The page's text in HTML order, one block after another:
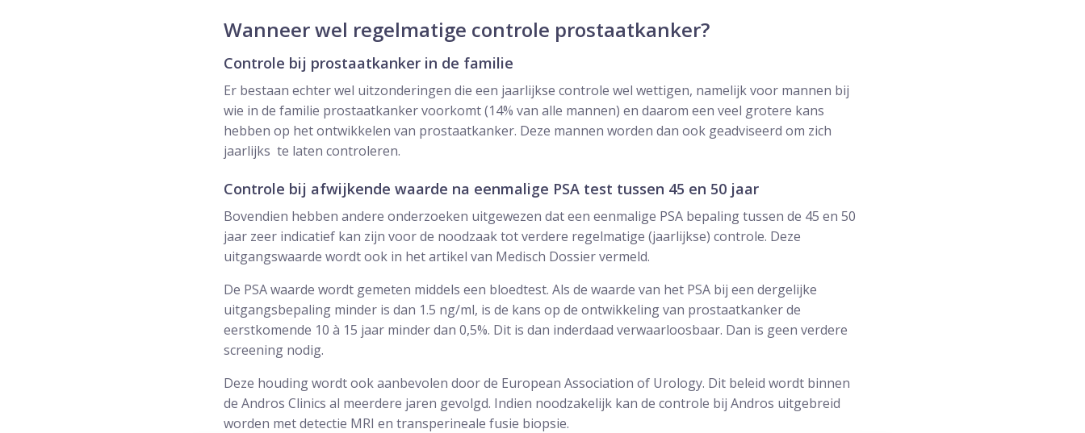
Wanneer wel regelmatige controle prostaatkanker?
Controle bij prostaatkanker in de familie
Er bestaan echter wel uitzonderingen die een jaarlijkse controle wel wettigen, namelijk voor mannen bij
wie in de familie prostaatkanker voorkomt (14% van alle mannen) en daarom een veel grotere kans
hebben op het ontwikkelen van prostaatkanker. Deze mannen worden dan ook geadviseerd om zich
jaarlijks te laten controleren.
Controle bij afwijkende waarde na eenmalige PSA test tussen 45 en 50 jaar
Bovendien hebben andere onderzoeken uitgewezen dat een eenmalige PSA bepaling tussen de 45 en 50
jaar zeer indicatief kan zijn voor de noodzaak tot verdere regelmatige (jaarlijkse) controle. Deze
uitgangswaarde wordt ook in het artikel van Medisch Dossier vermeld.
De PSA waarde wordt gemeten middels een bloedtest. Als de waarde van het PSA bij een dergelijke
uitgangsbepaling minder is dan 1.5 ng/ml, is de kans op de ontwikkeling van prostaatkanker de
eerstkomende 10 à 15 jaar minder dan 0,5%. Dit is dan inderdaad verwaarloosbaar. Dan is geen verdere
screening nodig.
Deze houding wordt ook aanbevolen door de European Association of Urology. Dit beleid wordt binnen
de Andros Clinics al meerdere jaren gevolgd. Indien noodzakelijk kan de controle bij Andros uitgebreid
worden met detectie MRI en transperineale fusie biopsie.